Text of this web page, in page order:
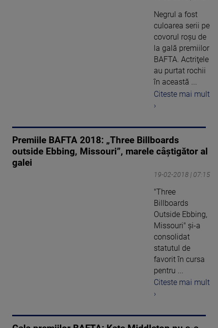
Negrul a fost
culoarea serii pe
covorul roşu de
la gală premiilor
BAFTA. Actriţele
au purtat rochii
în această ...
Citeste mai mult
›
Premiile BAFTA 2018: „Three Billboards
outside Ebbing, Missouri”, marele câştigător al
galei
19-02-2018 | 07:15
"Three
Billboards
Outside Ebbing,
Missouri" şi-a
consolidat
statutul de
favorit în cursa
pentru ...
Citeste mai mult
›